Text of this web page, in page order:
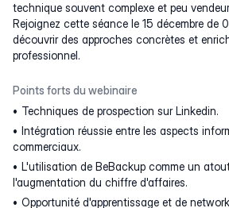
technique souvent complexe et peu
Rejoignez cette séance le 15 décembre de
découvrir des approches concrètes et
professionnel.
Points forts du webinaire
Techniques de prospection sur Linkedin.
Intégration réussie entre les aspects
commerciaux.
L'utilisation de BeBackup comme un
l'augmentation du chiffre d'affaires.
Opportunité d'apprentissage et de